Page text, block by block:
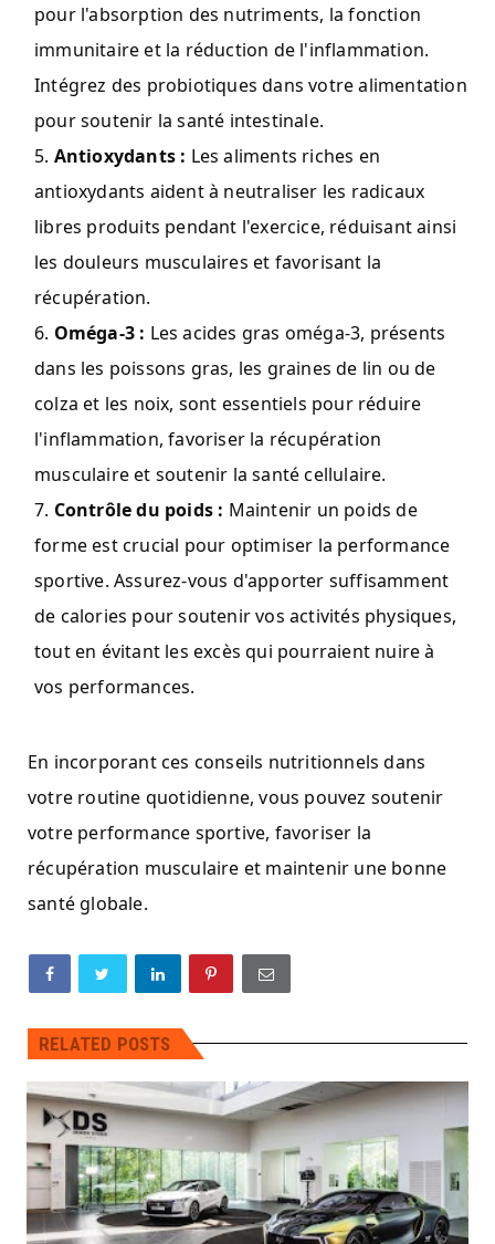
pour l'absorption des nutriments, la fonction
immunitaire et la réduction de l'inflammation.
Intégrez des probiotiques dans votre alimentation
pour soutenir la santé intestinale.
Antioxydants : Les aliments riches en
antioxydants aident à neutraliser les radicaux
libres produits pendant l'exercice, réduisant ainsi
les douleurs musculaires et favorisant la
récupération.
Oméga-3 : Les acides gras oméga-3, présents
dans les poissons gras, les graines de lin ou de
colza et les noix, sont essentiels pour réduire
l'inflammation, favoriser la récupération
musculaire et soutenir la santé cellulaire.
Contrôle du poids : Maintenir un poids de
forme est crucial pour optimiser la performance
sportive. Assurez-vous d'apporter suffisamment
de calories pour soutenir vos activités physiques,
tout en évitant les excès qui pourraient nuire à
vos performances.
En incorporant ces conseils nutritionnels dans
votre routine quotidienne, vous pouvez soutenir
votre performance sportive, favoriser la
récupération musculaire et maintenir une bonne
santé globale.
RELATED POSTS